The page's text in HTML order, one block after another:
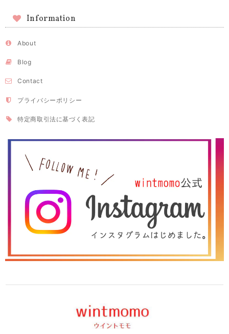
Information
About
Blog
Contact
プライバシーポリシー
特定商取引法に基づく表記